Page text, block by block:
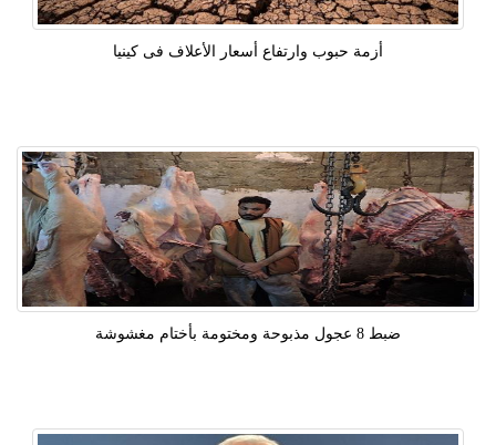
أزمة حبوب وارتفاع أسعار الأعلاف فى كينيا
ضبط 8 عجول مذبوحة ومختومة بأختام مغشوشة